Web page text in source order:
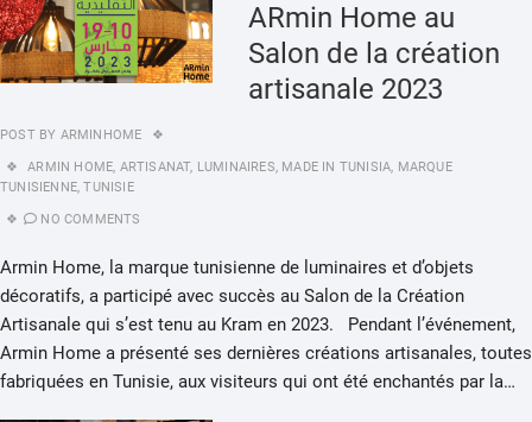
ARmin Home au
Salon de la création
artisanale 2023
POST BY ARMINHOME
ARMIN HOME, ARTISANAT, LUMINAIRES, MADE IN TUNISIA, MARQUE
TUNISIENNE,TUNISIE
NO COMMENTS
Armin Home, la marque tunisienne de luminaires et d’objets
décoratifs, a participé avec succès au Salon de la Création
Artisanale qui s’est tenu au Kram en 2023. Pendant l’événement,
Armin Home a présenté ses dernières créations artisanales, toutes
fabriquées en Tunisie, aux visiteurs qui ont été enchantés par la…